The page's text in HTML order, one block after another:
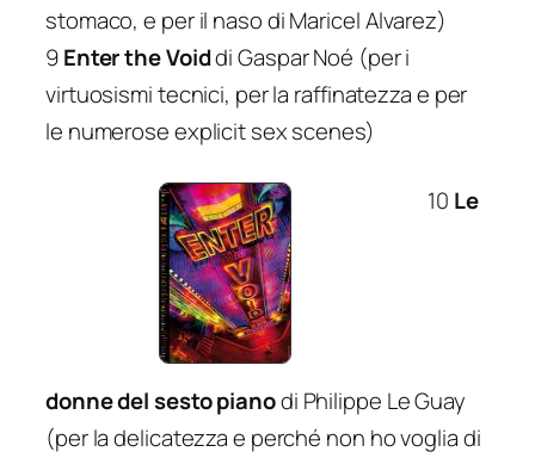
stomaco, e per il naso di Maricel Alvarez)
9Enter the Voiddi Gaspar Noé (per i
virtuosismi tecnici, per la raffinatezza e per
le numerose explicit sex scenes)
10 Le
donne del sesto pianodi Philippe Le Guay
(per la delicatezza e perché non ho voglia di